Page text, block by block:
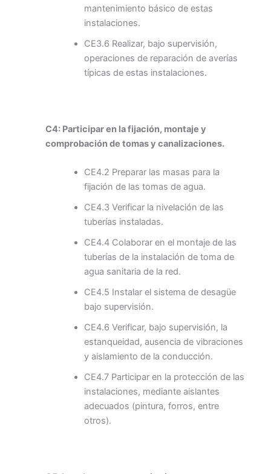
mantenimiento básico de estas
instalaciones.
CE3.6 Realizar, bajo supervisión,
operaciones de reparación de averías
típicas de estas instalaciones.
C4: Participar en la fijación, montaje y
comprobación de tomas y canalizaciones.
CE4.2 Preparar las masas para la
fijación de las tomas de agua.
CE4.3 Verificar la nivelación de las
tuberías instaladas.
CE4.4 Colaborar en el montaje de las
tuberías de la instalación de toma de
agua sanitaria de la red.
CE4.5 Instalar el sistema de desagüe
bajo supervisión.
CE4.6 Verificar, bajo supervisión, la
estanqueidad, ausencia de vibraciones
y aislamiento de la conducción.
CE4.7 Participar en la protección de las
instalaciones, mediante aislantes
adecuados (pintura, forros, entre
otros).